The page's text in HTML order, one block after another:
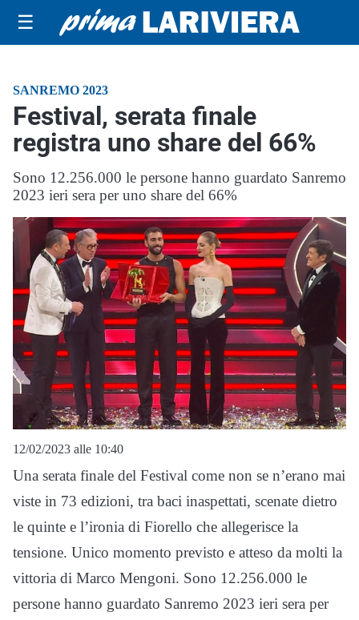
☰
SANREMO 2023
Festival, serata finale
registra uno share del 66%
Sono 12.256.000 le persone hanno guardato Sanremo
2023 ieri sera per uno share del 66%
12/02/2023 alle 10:40
Una serata finale del Festival come non se n’erano mai
viste in 73 edizioni, tra baci inaspettati, scenate dietro
le quinte e l’ironia di Fiorello che allegerisce la
tensione. Unico momento previsto e atteso da molti la
vittoria di Marco Mengoni. Sono 12.256.000 le
persone hanno guardato Sanremo 2023 ieri sera per